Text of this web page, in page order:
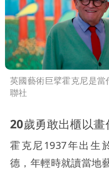
英國藝術巨擘霍克尼是
聯社
20歲勇敢出櫃以
霍克尼1937年出生
德，年輕時就讀當地